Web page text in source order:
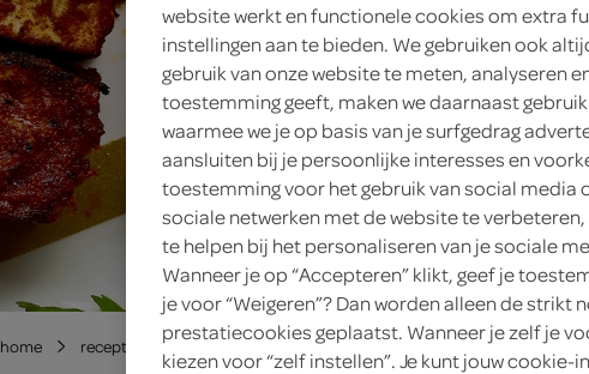
home recepten tofu saté
website werkt en functionele cookies om extra
instellingen aan te bieden. We gebruiken ook
gebruik van onze website te meten, analyseren
toestemming geeft, maken we daarnaast
waarmee we je op basis van je surfgedrag
aansluiten bij je persoonlijke interesses en
toestemming voor het gebruik van social media
sociale netwerken met de website te
te helpen bij het personaliseren van je sociale
Wanneer je op “Accepteren” klikt, geef je
je voor “Weigeren”? Dan worden alleen de
prestatiecookies geplaatst. Wanneer je zelf je
kiezen voor “zelf instellen”. Je kunt jouw